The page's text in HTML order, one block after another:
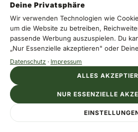
— — WEITERE BEITRÄGE — —
Deine Privatsphäre
Wir verwenden Technologien wie
um die Website zu betreiben,
passende Werbung auszuspielen. Du
„Nur Essenzielle akzeptieren" oder
Datenschutz · Impressum
NUR ESSENZIELLE
ALLES